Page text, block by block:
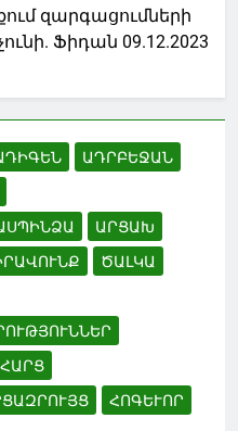
զարգացումների
Ֆիդան 09.12.2023
ԱԴՐԲԵՋԱՆ
ԱՐՑԱԽ
ԾԱԼԿԱ
ՀՈԳԵՒՈՐ